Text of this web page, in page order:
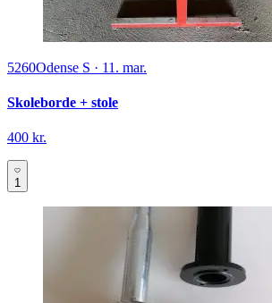
5260Odense S · 11. mar.
Skoleborde + stole
400 kr.
1